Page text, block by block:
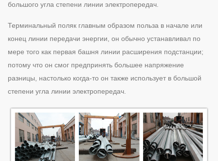
большого угла степени линии электропередач.
Терминальный поляк главным образом польза в начале или
конец линии передачи энергии, он обычно устанавливал по
мере того как первая башня линии расширения подстанции;
потому что он смог предпринять большее напряжение
разницы, настолько когда-то он также использует в большой
степени угла линии электропередач.